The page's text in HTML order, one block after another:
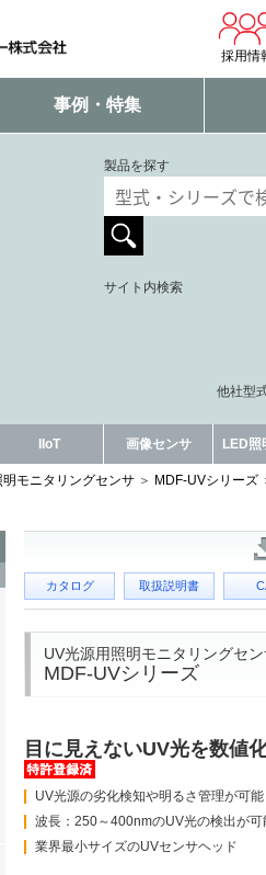
採用情
事例・特集
製品を探す
サイト内検索
他社型
IIoT 画像センサ LED照
明モニタリングセンサ MDF-UVシリーズ
カタログ 取扱説明書
UV光源用照明モニタリングセ
MDF-UVシリーズ
目に見えないUV光を数値
UV光源の劣化検知や明るさ管理が可能
波長：250～400nmのUV光の検出が可
業界最小サイズのUVセンサヘッド